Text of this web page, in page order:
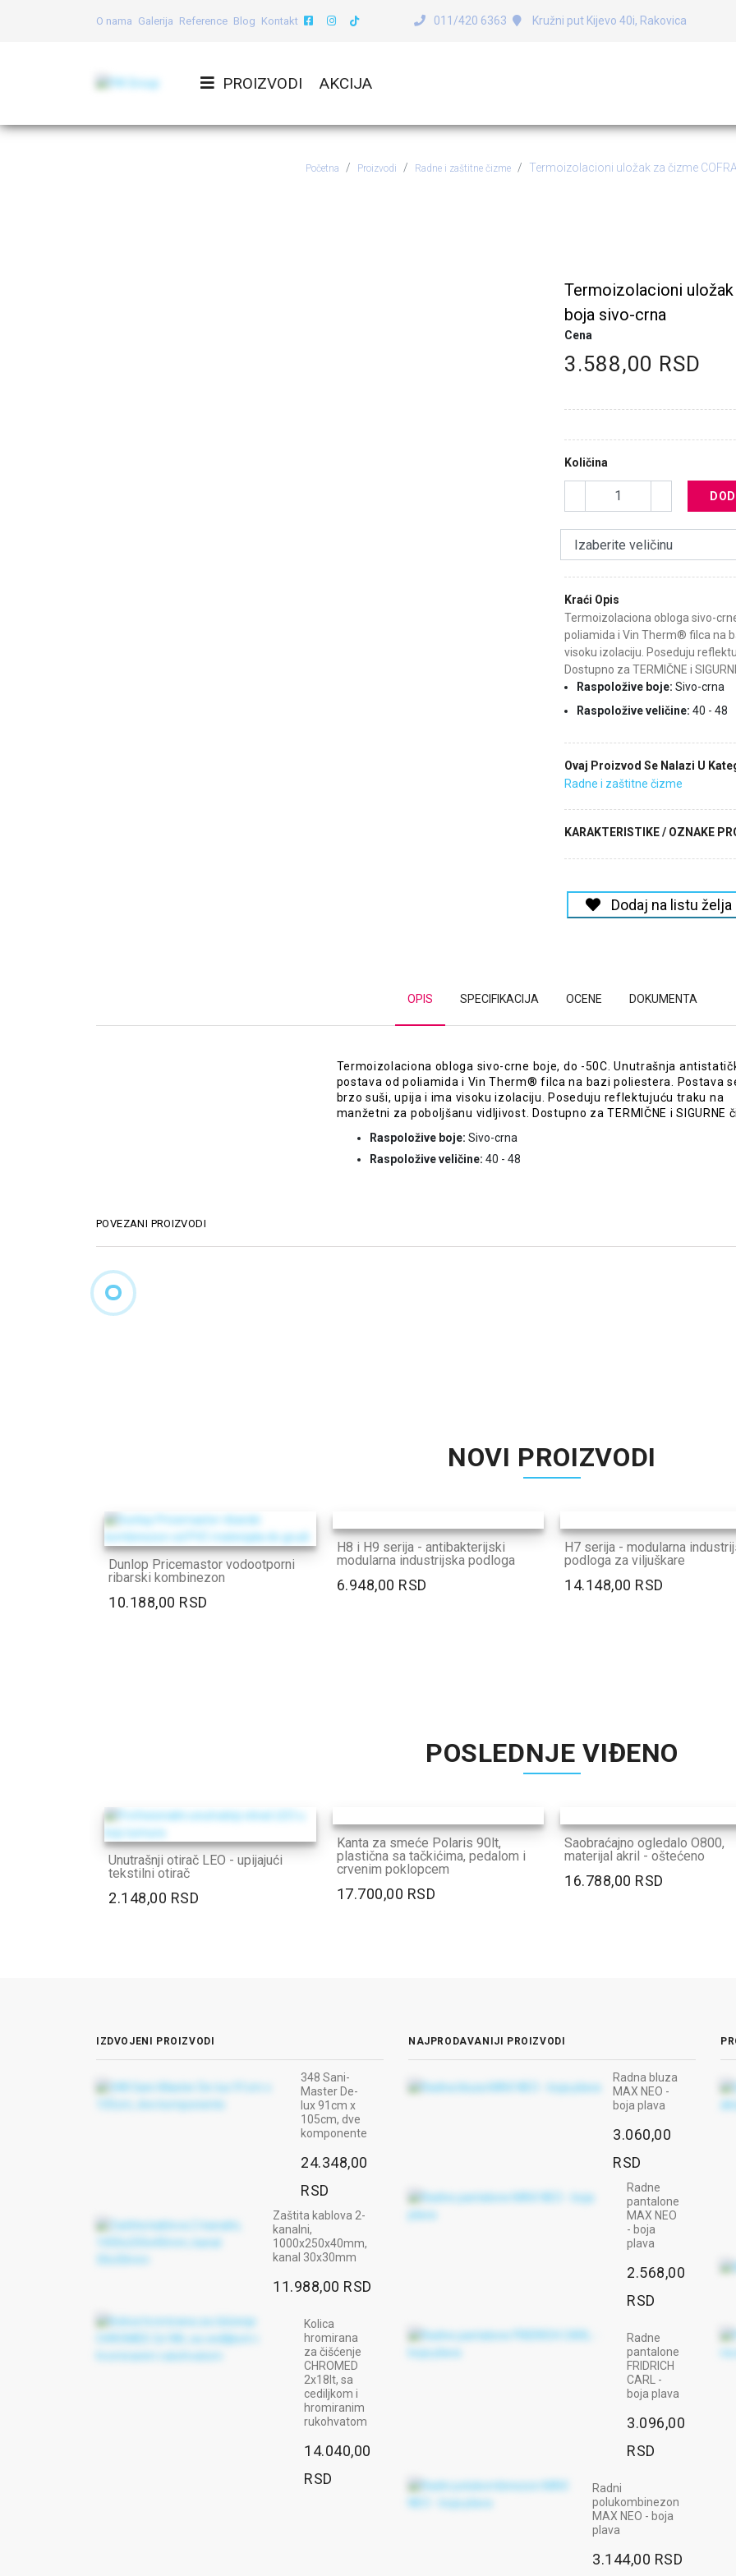
O nama Galerija Reference Blog Kontakt 011/420 6363 Kružni put Kijevo 40i, Rakovica
PROIZVODI AKCIJA
Početna Proizvodi Radne i zaštitne čizme Termoizolacioni uložak za čizme
Termoizolacioni uložak
boja sivo-crna
Cena
3.588,00 RSD
Količina
Kraći Opis
Termoizolaciona obloga sivo-
poliamida i Vin Therm® filca na
visoku izolaciju. Poseduju
Dostupno za TERMIČNE i
Raspoložive boje: Sivo-crna
Raspoložive veličine: 40 - 48
Ovaj Proizvod Se Nalazi U
Radne i zaštitne čizme
KARAKTERISTIKE / OZNAKE
Dodaj na listu želja
OPIS SPECIFIKACIJA OCENE DOKUMENTA
Termoizolaciona obloga sivo-crne boje, do -50C. Unutrašnja
postava od poliamida i Vin Therm® filca na bazi poliestera. Postava
brzo suši, upija i ima visoku izolaciju. Poseduju reflektujuću traku na
manžetni za poboljšanu vidljivost. Dostupno za TERMIČNE i SIGURNE
Raspoložive boje: Sivo-crna
Raspoložive veličine: 40 - 48
POVEZANI PROIZVODI
NOVI PROIZVODI
Dunlop Pricemastor vodootporni
ribarski kombinezon
10.188,00 RSD
H8 i H9 serija - antibakterijski
modularna industrijska podloga
6.948,00 RSD
H7 serija - modularna
podloga za viljuškare
14.148,00 RSD
POSLEDNJE VIĐENO
Unutrašnji otirač LEO - upijajući
tekstilni otirač
2.148,00 RSD
Kanta za smeće Polaris 90lt,
plastična sa tačkićima, pedalom i
crvenim poklopcem
17.700,00 RSD
Saobraćajno ogledalo O800,
materijal akril - oštećeno
16.788,00 RSD
IZDVOJENI PROIZVODI
348 Sani-
Master De-
lux 91cm x
105cm, dve
komponente
24.348,00
RSD
Zaštita kablova 2-
kanalni,
1000x250x40mm,
kanal 30x30mm
11.988,00 RSD
Kolica
hromirana
za čišćenje
CHROMED
2x18lt, sa
cediljkom i
hromiranim
rukohvatom
14.040,00
RSD
NAJPRODAVANIJI PROIZVODI
Radna bluza
MAX NEO -
boja plava
3.060,00
RSD
Radne
pantalone
MAX NEO
- boja
plava
2.568,00
RSD
Radne
pantalone
FRIDRICH
CARL -
boja plava
3.096,00
RSD
Radni
polukombinezon
MAX NEO - boja
plava
3.144,00 RSD